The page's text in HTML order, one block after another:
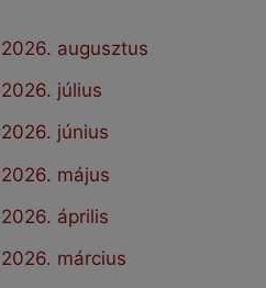
2026. augusztus
2026. július
2026. június
2026. május
2026. április
2026. március